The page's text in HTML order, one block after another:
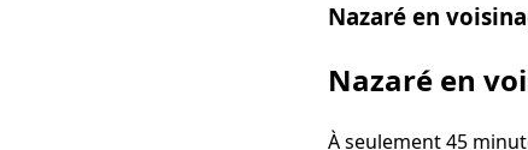
Nazaré en
Nazaré en
À seulement 45